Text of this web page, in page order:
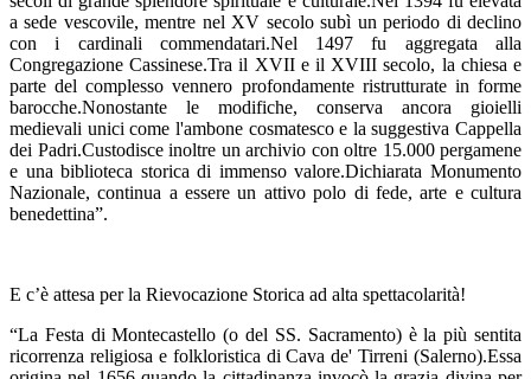
a sede vescovile, mentre nel XV secolo subì un periodo di declino
con i cardinali commendatari.Nel 1497 fu aggregata alla
Congregazione Cassinese.Tra il XVII e il XVIII secolo, la chiesa e
parte del complesso vennero profondamente ristrutturate in forme
barocche.Nonostante le modifiche, conserva ancora gioielli
medievali unici come l'ambone cosmatesco e la suggestiva Cappella
dei Padri.Custodisce inoltre un archivio con oltre 15.000 pergamene
e una biblioteca storica di immenso valore.Dichiarata Monumento
Nazionale, continua a essere un attivo polo di fede, arte e cultura
benedettina”.
E c’è attesa per la Rievocazione Storica ad alta spettacolarità!
“La Festa di Montecastello (o del SS. Sacramento) è la più sentita
ricorrenza religiosa e folkloristica di Cava de' Tirreni (Salerno).Essa